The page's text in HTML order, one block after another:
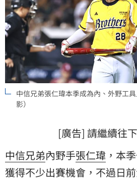
中信兄弟張仁瑋本季成為內、外野工
影）
[廣告] 請繼續往
中信兄弟內野手張仁瑋 ，本
獲得不少出賽機會，不過日